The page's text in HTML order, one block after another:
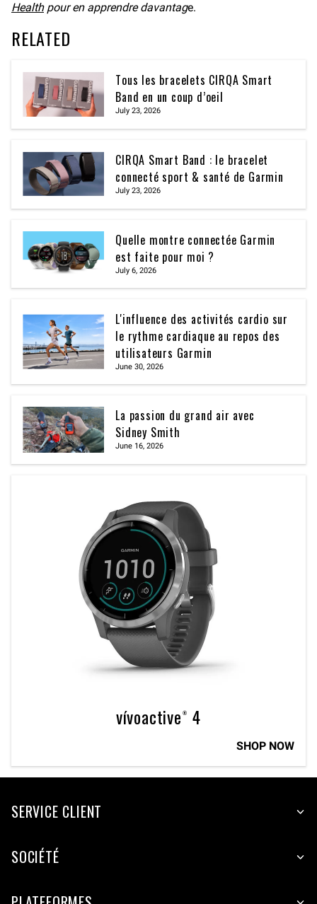
Healthpour en apprendre davantage.
RELATED
Tous les bracelets CIRQA Smart
Band en un coup d’oeil
July 23, 2026
CIRQA Smart Band : le bracelet
connecté sport & santé de Garmin
July 23, 2026
Quelle montre connectée Garmin
est faite pour moi ?
July 6, 2026
L'influence des activités cardio sur
le rythme cardiaque au repos des
utilisateurs Garmin
June 30, 2026
La passion du grand air avec
Sidney Smith
June 16, 2026
vívoactive® 4
SHOP NOW
SERVICE CLIENT
SOCIÉTÉ